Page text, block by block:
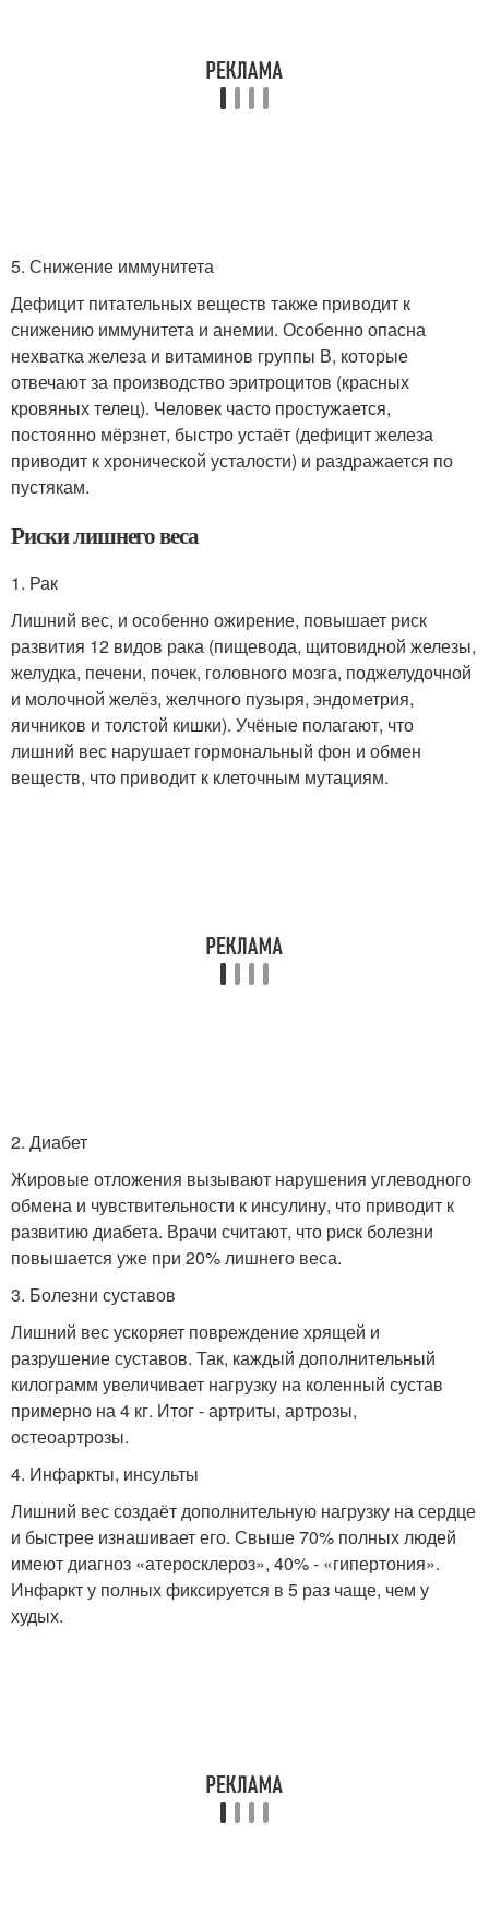
5. Снижение иммунитета
Дефицит питательных веществ также приводит к
снижению иммунитета и анемии. Особенно опасна
нехватка железа и витаминов группы В, которые
отвечают за производство эритроцитов (красных
кровяных телец). Человек часто простужается,
постоянно мёрзнет, быстро устаёт (дефицит железа
приводит к хронической усталости) и раздражается по
пустякам.
Риски лишнего веса
1. Рак
Лишний вес, и особенно ожирение, повышает риск
развития 12 видов рака (пищевода, щитовидной железы,
желудка, печени, почек, головного мозга, поджелудочной
и молочной желёз, желчного пузыря, эндометрия,
яичников и толстой кишки). Учёные полагают, что
лишний вес нарушает гормональный фон и обмен
веществ, что приводит к клеточным мутациям.
2. Диабет
Жировые отложения вызывают нарушения углеводного
обмена и чувствительности к инсулину, что приводит к
развитию диабета. Врачи считают, что риск болезни
повышается уже при 20% лишнего веса.
3. Болезни суставов
Лишний вес ускоряет повреждение хрящей и
разрушение суставов. Так, каждый дополнительный
килограмм увеличивает нагрузку на коленный сустав
примерно на 4 кг. Итог - артриты, артрозы,
остеоартрозы.
4. Инфаркты, инсульты
Лишний вес создаёт дополнительную нагрузку на сердце
и быстрее изнашивает его. Свыше 70% полных людей
имеют диагноз «атеросклероз», 40% - «гипертония».
Инфаркт у полных фиксируется в 5 раз чаще, чем у
худых.